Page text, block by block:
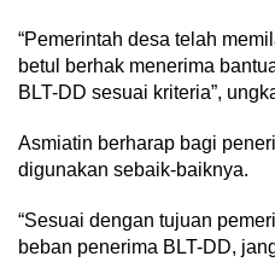
“Pemerintah desa telah
betul berhak menerima
BLT-DD sesuai kriteria”,
Asmiatin berharap bagi
digunakan sebaik-baiknya.
“Sesuai dengan tujuan
beban penerima BLT-DD,